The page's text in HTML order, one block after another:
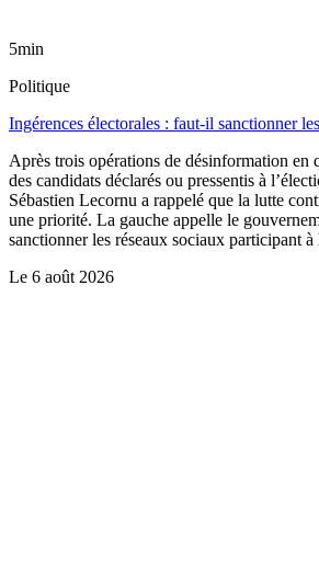
5min
Politique
Ingérences électorales : faut-il sanctionner
Après trois opérations de désinformation en
des candidats déclarés ou pressentis à
Sébastien Lecornu a rappelé que la lutte
une priorité. La gauche appelle le
sanctionner les réseaux sociaux participant
Le 6 août 2026